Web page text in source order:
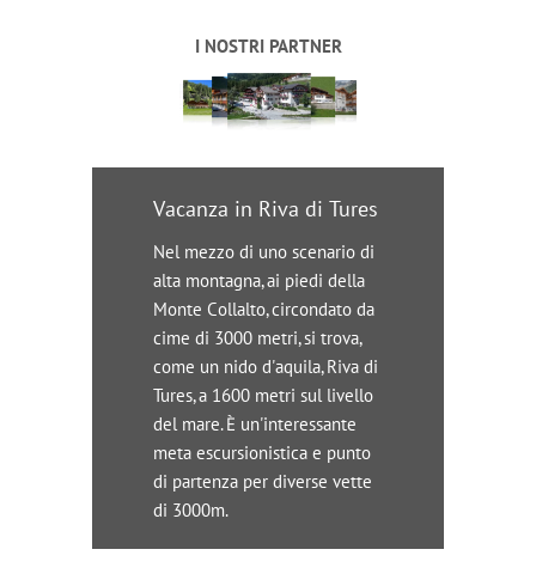
I NOSTRI PARTNER
Vacanza in Riva di Tures
Nel mezzo di uno scenario di
alta montagna, ai piedi della
Monte Collalto, circondato da
cime di 3000 metri, si trova,
come un nido d'aquila, Riva di
Tures, a 1600 metri sul livello
del mare. È un'interessante
meta escursionistica e punto
di partenza per diverse vette
di 3000m.